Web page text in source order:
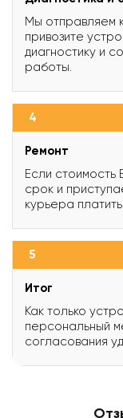
Мы отправляем
привозите
диагностику и
работы.
4
Ремонт
Если стоимость
срок и
курьера
5
Итог
Как только
персональный
согласования